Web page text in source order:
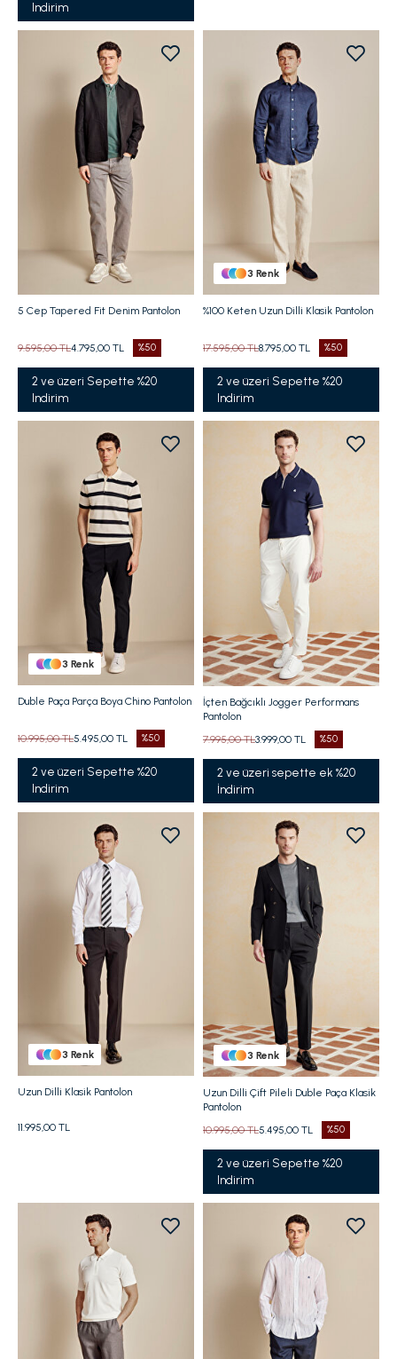
Indirim
5 Cep Tapered Fit Denim Pantolon
9.595,00 TL4.795,00 TL %50
2 ve üzeri Sepette %20
Indirim
3 Renk
%100 Keten Uzun Dilli Klasik Pantolon
17.595,00 TL8.795,00 TL %50
2 ve üzeri Sepette %20
Indirim
3 Renk
Duble Paça Parça Boya Chino Pantolon
10.995,00 TL5.495,00 TL %50
2 ve üzeri Sepette %20
Indirim
İçten Bağcıklı Jogger Performans
Pantolon
7.995,00 TL3.999,00 TL %50
2 ve üzeri sepette ek %20
İndirim
3 Renk
Uzun Dilli Klasik Pantolon
11.995,00 TL
3 Renk
Uzun Dilli Çift Pileli Duble Paça Klasik
Pantolon
10.995,00 TL5.495,00 TL %50
2 ve üzeri Sepette %20
Indirim